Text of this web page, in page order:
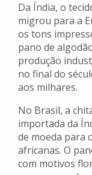
Da Índia, o
migrou para a
os tons
pano de
produção
no final do
aos milhares.
No Brasil, a
importada da
de moeda para
africanas. O
com motivos